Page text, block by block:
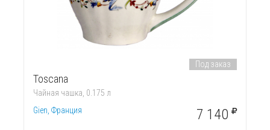
Toscana
Чайная чашка, 0.175 л
Gien, Франция
Под заказ
7 140